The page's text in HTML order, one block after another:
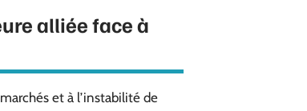
alliée face à
et à l’instabilité de